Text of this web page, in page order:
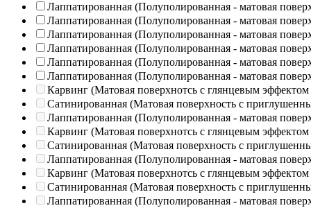
Лаппатированная (Полуполированная - матовая
Лаппатированная (Полуполированная - матовая
Лаппатированная (Полуполированная - матовая
Лаппатированная (Полуполированная - матовая
Лаппатированная (Полуполированная - матовая
Лаппатированная (Полуполированная - матовая
Карвинг (Матовая поверхнотсь с глянцевым эффектом
Сатинированная (Матовая поверхность с
Лаппатированная (Полуполированная - матовая
Карвинг (Матовая поверхнотсь с глянцевым эффектом
Сатинированная (Матовая поверхность с
Лаппатированная (Полуполированная - матовая
Карвинг (Матовая поверхнотсь с глянцевым эффектом
Сатинированная (Матовая поверхность с
Лаппатированная (Полуполированная - матовая